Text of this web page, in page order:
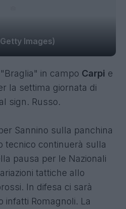
Images)
in campo Carpi e
la settima giornata di
sign. Russo.
Sannino sulla panchina
tecnico continuerà sulla
pausa per le Nazionali
tattiche allo
In difesa ci sarà
infatti Romagnoli. La